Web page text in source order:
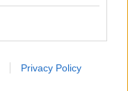
Privacy Policy